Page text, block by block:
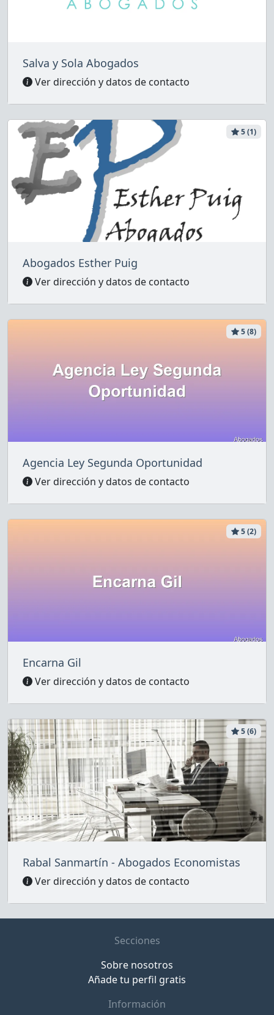
Salva y Sola Abogados
Ver dirección y datos de contacto
5 (1)
Abogados Esther Puig
Ver dirección y datos de contacto
5 (8)
Agencia Ley Segunda Oportunidad
Ver dirección y datos de contacto
5 (2)
Encarna Gil
Ver dirección y datos de contacto
5 (6)
Rabal Sanmartín - Abogados Economistas
Ver dirección y datos de contacto
Secciones
Sobre nosotros
Añade tu perfil gratis
Información